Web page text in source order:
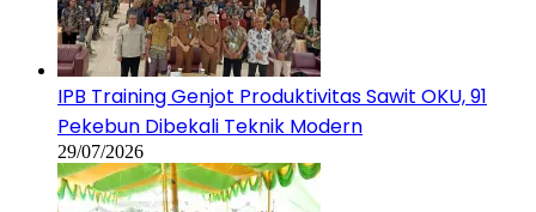
IPB Training Genjot Produktivitas Sawit OKU, 91
Pekebun Dibekali Teknik Modern
29/07/2026